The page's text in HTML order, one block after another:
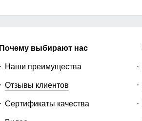
Почему выбирают нас
Наши преимущества
Отзывы клиентов
Сертификаты качества